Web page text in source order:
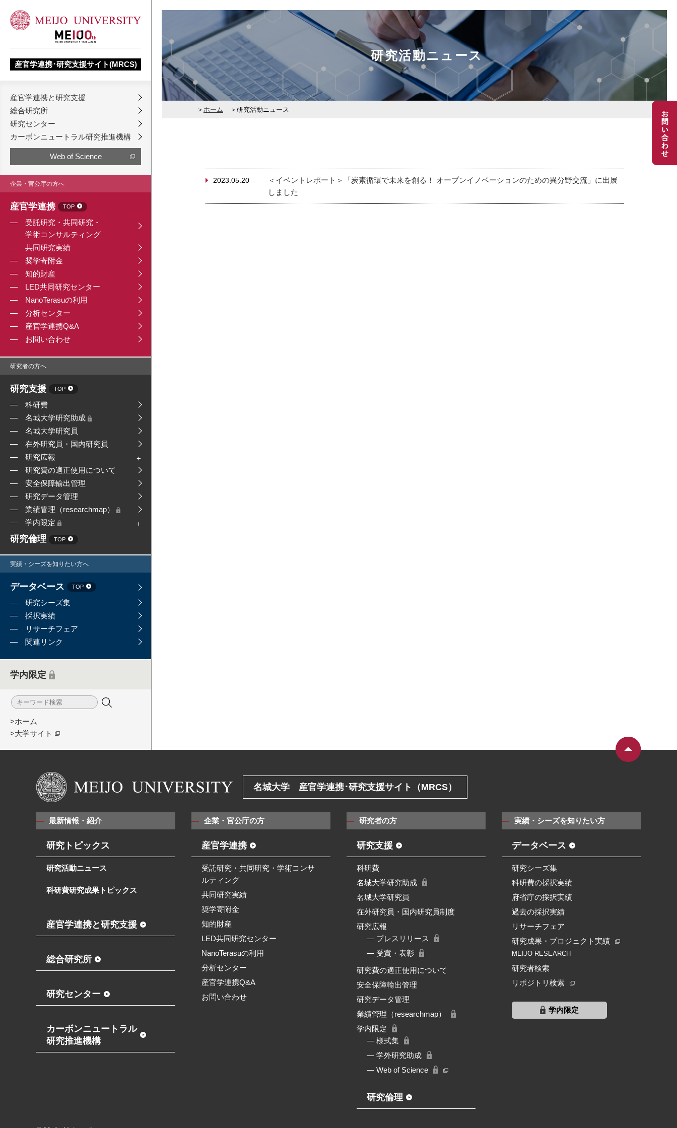
産官学連携･研究支援サイト(MRCS)
産官学連携と研究支援
総合研究所
研究センター
カーボンニュートラル研究推進機構
Web of Science
企業・官公庁の方へ
産官学連携 TOP
受託研究・共同研究・
学術コンサルティング
共同研究実績
奨学寄附金
知的財産
LED共同研究センター
NanoTerasuの利用
分析センター
産官学連携Q&A
お問い合わせ
研究者の方へ
研究支援 TOP
科研費
名城大学研究助成
名城大学研究員
在外研究員・国内研究員
研究広報
研究費の適正使用について
安全保障輸出管理
研究データ管理
業績管理（researchmap）
学内限定
研究倫理 TOP
実績・シーズを知りたい方へ
データベース TOP
研究シーズ集
採択実績
リサーチフェア
関連リンク
学内限定
>ホーム
>大学サイト
研究活動ニュース
ホーム 研究活動ニュース
2023.05.20
＜イベントレポート＞「炭素循環で未来を創る！ オープンイノベーションのための異分野交流」に出展
しました
名城大学 産官学連携･研究支援サイト（MRCS）
最新情報・紹介
研究トピックス
研究活動ニュース
科研費研究成果トピックス
産官学連携と研究支援
総合研究所
研究センター
カーボンニュートラル
研究推進機構
企業・官公庁の方
産官学連携
受託研究・共同研究・学術コンサ
ルティング
共同研究実績
奨学寄附金
知的財産
LED共同研究センター
NanoTerasuの利用
分析センター
産官学連携Q&A
お問い合わせ
研究者の方
研究支援
科研費
名城大学研究助成
名城大学研究員
在外研究員・国内研究員制度
研究広報
― プレスリリース
― 受賞・表彰
研究費の適正使用について
安全保障輸出管理
研究データ管理
業績管理（researchmap）
学内限定
― 様式集
― 学外研究助成
― Web of Science
研究倫理
実績・シーズを知りたい方
データベース
研究シーズ集
科研費の採択実績
府省庁の採択実績
過去の採択実績
リサーチフェア
研究成果・プロジェクト実績
MEIJO RESEARCH
研究者検索
リポジトリ検索
学内限定